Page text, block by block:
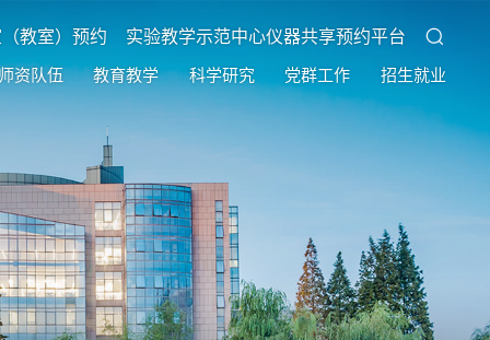
教室）预约 实验教学示范中心仪器共享预约平台
资队伍 教育教学 科学研究 党群工作 招生就业